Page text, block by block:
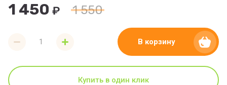
1 550
1 450 ₽
В корзину
Купить в один клик